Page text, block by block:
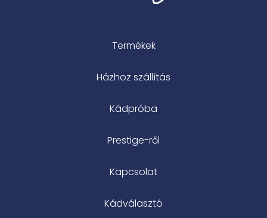
Termékek
Házhoz szállítás
Kádpróba
Prestige-ről
Kapcsolat
Kádválasztó